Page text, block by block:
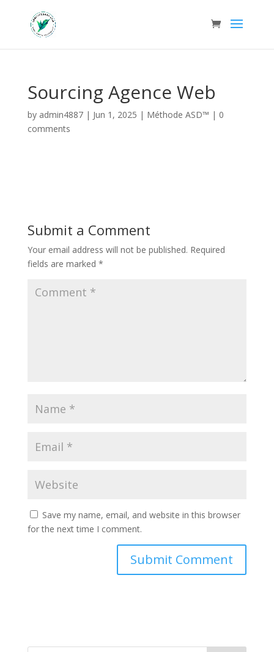
Sourcing Agence Web
by admin4887| Jun 1, 2025 | Méthode ASD™ | 0
comments
Submit a Comment
Your email address will not be published. Required
fields are marked *
Save my name, email, and website in this browser
for the next time I comment.